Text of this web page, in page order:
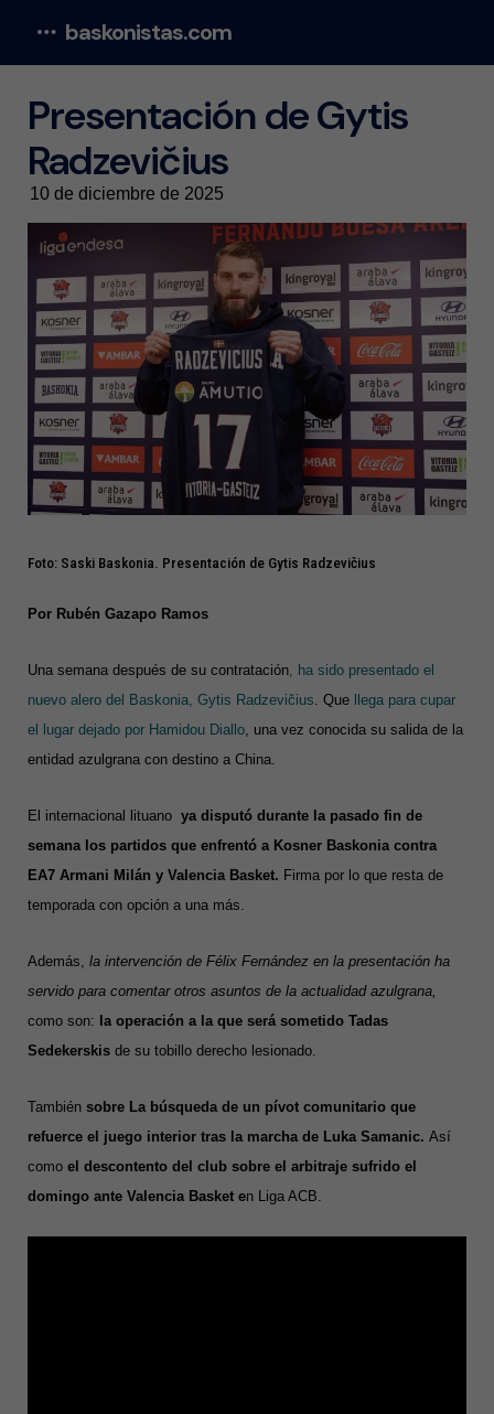
baskonistas.com
Presentación de Gytis
Radzevičius
10 de diciembre de 2025
Foto: Saski Baskonia. Presentación de Gytis Radzevičius
Por Rubén Gazapo Ramos
Una semana después de su contratación , ha sido presentado el
nuevo alero del Baskonia, Gytis Radzevičius . Que llega para cupar
el lugar dejado por Hamidou Diallo , una vez conocida su salida de la
entidad azulgrana con destino a China.
El internacional lituano ya disputó durante la pasado fin de
semana los partidos que enfrentó a Kosner Baskonia contra
EA7 Armani Milán y Valencia Basket. Firma por lo que resta de
temporada con opción a una más.
Además, la intervención de Félix Fernández en la presentación ha
servido para comentar otros asuntos de la actualidad azulgrana,
como son: la operación a la que será sometido Tadas
Sedekerskis de su tobillo derecho lesionado.
También sobre La búsqueda de un pívot comunitario que
refuerce el juego interior tras la marcha de Luka Samanic. Así
como el descontento del club sobre el arbitraje sufrido el
domingo ante Valencia Basket en Liga ACB.